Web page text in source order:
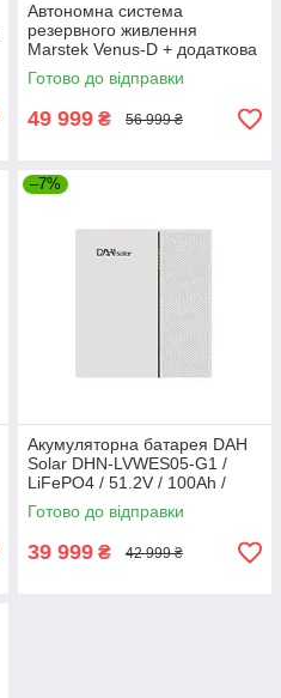
Автономна система
резервного живлення
Marstek Venus-D + додаткова
батарея Venus-D Battery
2200 Вт (Venus-D + Venus-D
Battery)
Готово до відправки
49 999 ₴ 56 999 ₴
–7%
Акумуляторна батарея DAH
Solar DHN-LVWES05-G1 /
LiFePO4 / 51.2V / 100Ah /
5120Wh White
Готово до відправки
39 999 ₴ 42 999 ₴